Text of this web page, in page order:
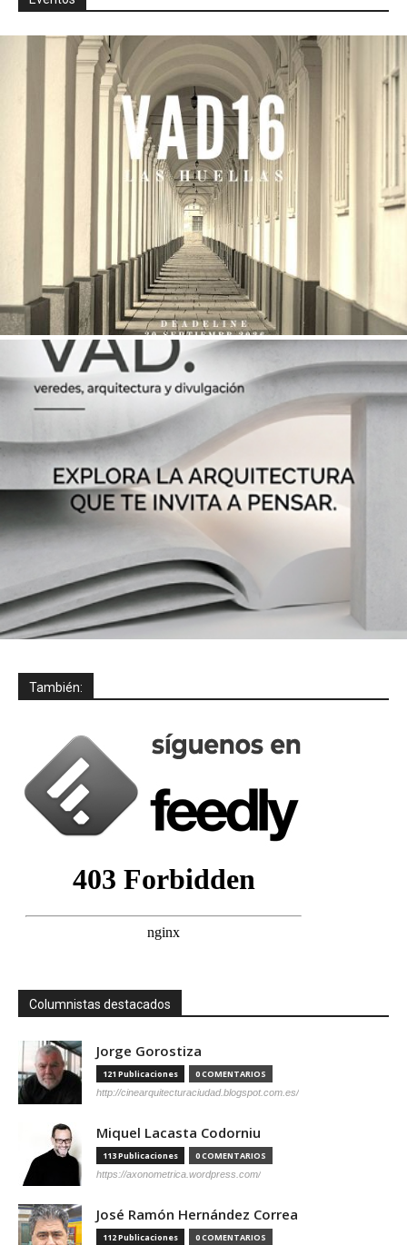
También:
Columnistas destacados
Jorge Gorostiza
121 Publicaciones 0 COMENTARIOS
http://cinearquitecturaciudad.blogspot.com.es/
Miquel Lacasta Codorniu
113 Publicaciones 0 COMENTARIOS
https://axonometrica.wordpress.com/
José Ramón Hernández Correa
112 Publicaciones 0 COMENTARIOS